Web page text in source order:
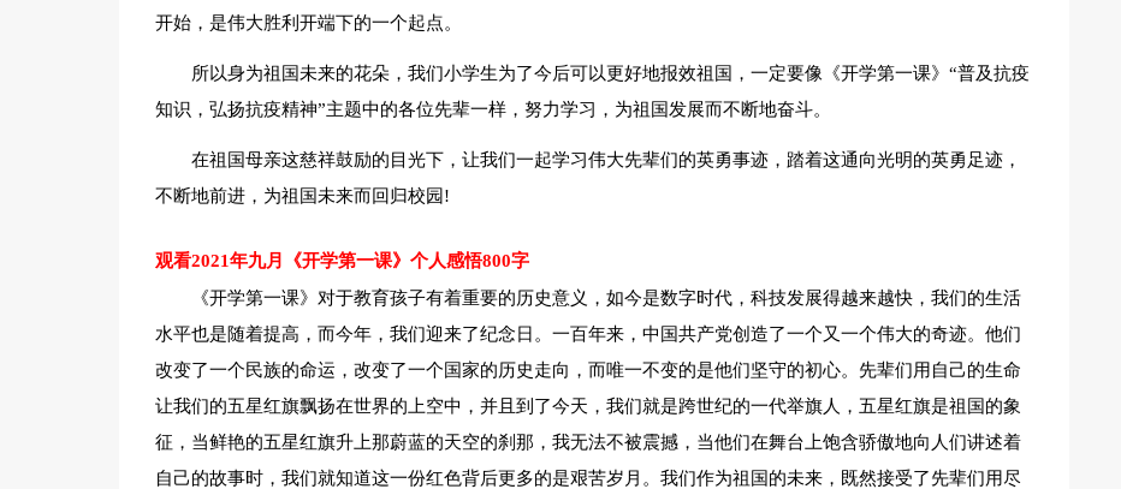
开始，是伟大胜利开端下的一个起点。
所以身为祖国未来的花朵，我们小学生为了今后可以更好地报效祖国，一定要像《开学第一课》“普及抗疫
知识，弘扬抗疫精神”主题中的各位先辈一样，努力学习，为祖国发展而不断地奋斗。
在祖国母亲这慈祥鼓励的目光下，让我们一起学习伟大先辈们的英勇事迹，踏着这通向光明的英勇足迹，
不断地前进，为祖国未来而回归校园!
观看2021年九月《开学第一课》个人感悟800字
《开学第一课》对于教育孩子有着重要的历史意义，如今是数字时代，科技发展得越来越快，我们的生活
水平也是随着提高，而今年，我们迎来了纪念日。一百年来，中国共产党创造了一个又一个伟大的奇迹。他们
改变了一个民族的命运，改变了一个国家的历史走向，而唯一不变的是他们坚守的初心。先辈们用自己的生命
让我们的五星红旗飘扬在世界的上空中，并且到了今天，我们就是跨世纪的一代举旗人，五星红旗是祖国的象
征，当鲜艳的五星红旗升上那蔚蓝的天空的刹那，我无法不被震撼，当他们在舞台上饱含骄傲地向人们讲述着
自己的故事时，我们就知道这一份红色背后更多的是艰苦岁月。我们作为祖国的未来，既然接受了先辈们用尽